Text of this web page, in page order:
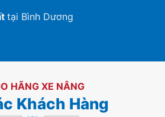
tại Bình Dương
HÃNG XE NÂNG
Khách Hàng